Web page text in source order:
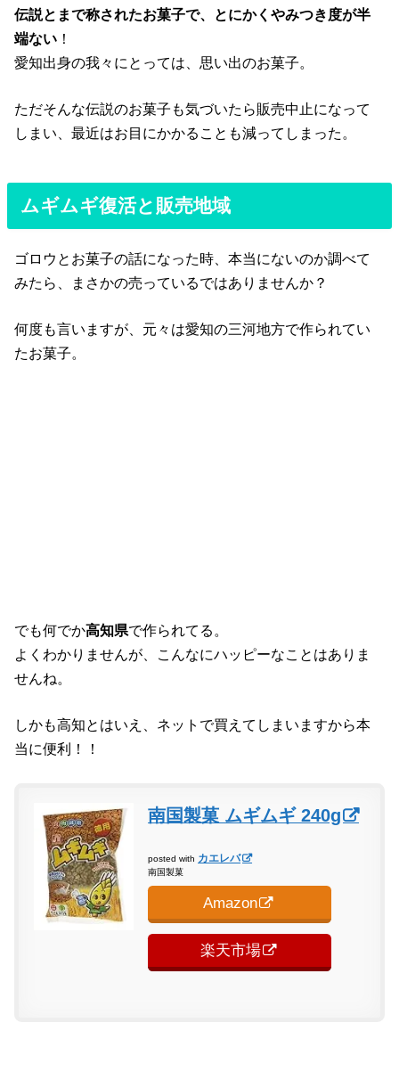
伝説とまで称されたお菓子で、とにかくやみつき度が半
端ない ！
愛知出身の我々にとっては、思い出のお菓子。
ただそんな伝説のお菓子も気づいたら販売中止になって
しまい、最近はお目にかかることも減ってしまった。
ムギムギ復活と販売地域
ゴロウとお菓子の話になった時、本当にないのか調べて
みたら、まさかの売っているではありませんか？
何度も言いますが、元々は愛知の三河地方で作られてい
たお菓子。
でも何でか高知県で作られてる。
よくわかりませんが、こんなにハッピーなことはありま
せんね。
しかも高知とはいえ、ネットで買えてしまいますから本
当に便利！！
南国製菓 ムギムギ 240g
posted with カエレバ
南国製菓
Amazon
楽天市場